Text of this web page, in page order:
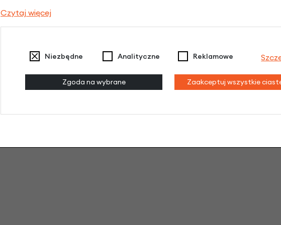
Czytaj więcej
Niezbędne Analityczne Reklamowe
Zgoda na wybrane Zaakceptuj wszystkie